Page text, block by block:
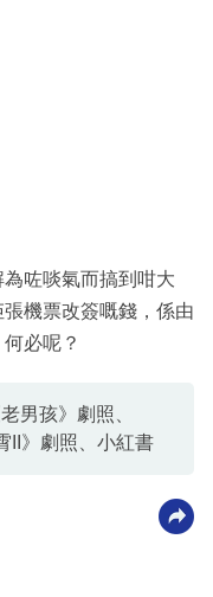
咗啖氣而搞到咁大
機票改簽嘅錢，係由
必呢？
男孩》劇照、
II》劇照、小紅書